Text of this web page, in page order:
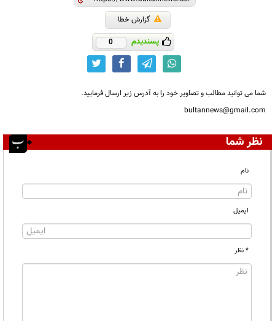
گزارش خطا
پسندیدم 0
شما می توانید مطالب و تصاویر خود را به آدرس زیر ارسال فرمایید.
bultannews@gmail.com
نظر شما
نام
ایمیل
* نظر